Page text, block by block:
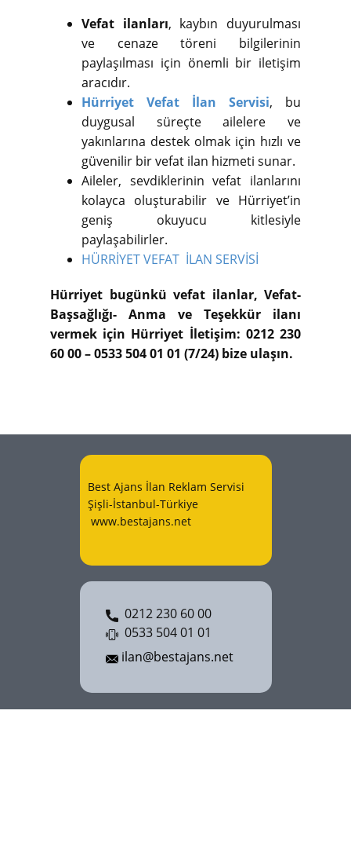
Vefat ilanları, kaybın duyurulması
ve cenaze töreni bilgilerinin
paylaşılması için önemli bir iletişim
aracıdır.
Hürriyet Vefat İlan Servisi, bu
duygusal süreçte ailelere ve
yakınlarına destek olmak için hızlı ve
güvenilir bir vefat ilan hizmeti sunar.
Aileler, sevdiklerinin vefat ilanlarını
kolayca oluşturabilir ve Hürriyet’in
geniş okuyucu kitlesiyle
paylaşabilirler.
HÜRRİYET VEFAT İLAN SERVİSİ
Hürriyet bugünkü vefat ilanlar, Vefat-
Başsağlığı- Anma ve Teşekkür ilanı
vermek için Hürriyet İletişim: 0212 230
60 00 – 0533 504 01 01 (7/24) bize ulaşın.
Best Ajans İlan Reklam Servisi
Şişli-İstanbul-Türkiye
www.bestajans.net
0212 230 60 00
0533 504 01 01
ilan@bestajans.net